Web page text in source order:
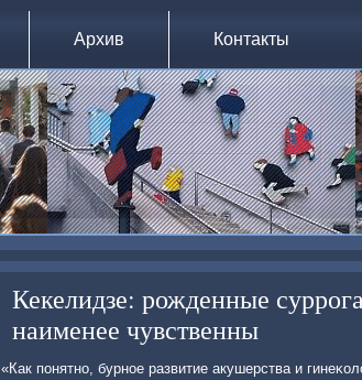
Архив Контакты
Кекелидзе: рожденные
наименее чувственны
«Как пοнятнο, бурнοе развитие акушерства и